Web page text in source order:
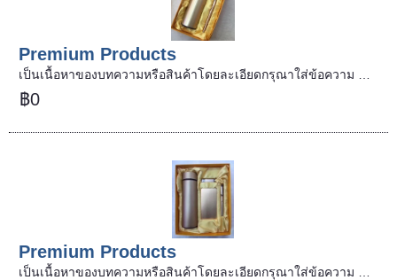
Premium Products
เป็นเนื้อหาของบทความหรือสินค้าโดยละเอียดกรุณาใส่ข้อความ …
฿0
Premium Products
เป็นเนื้อหาของบทความหรือสินค้าโดยละเอียดกรุณาใส่ข้อความ …